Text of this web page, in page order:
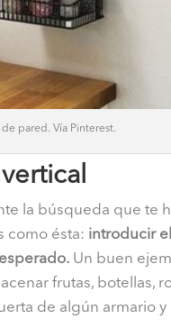
pared. Vía Pinterest.
la búsqueda que te
como ésta: introducir
Un buen
frutas, botellas,
de algún armario